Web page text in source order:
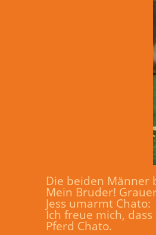
Die beiden Männer
Mein Bruder!
Jess umarmt Chato:
Ich freue mich,
Pferd Chato.